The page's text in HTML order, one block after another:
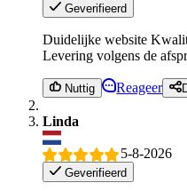
Geverifieerd
Duidelijke website
Levering volgens de
Nuttig Reageer
Linda
5-8-2026
Geverifieerd